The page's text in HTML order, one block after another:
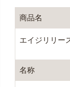
商品名
エイジリリー
名称